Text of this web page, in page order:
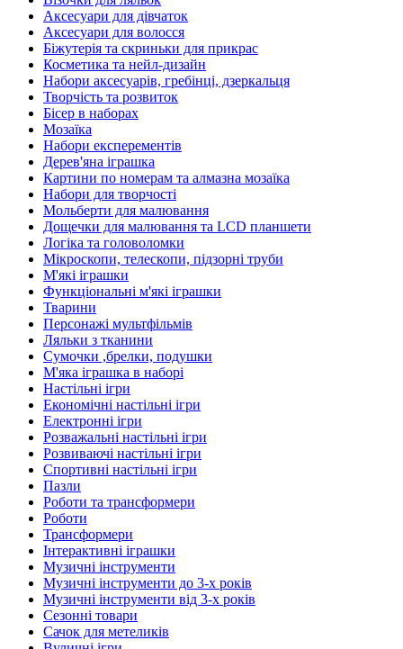
Аксесуари для дівчаток
Аксесуари для волосся
Біжутерія та скриньки для прикрас
Косметика та нейл-дизайн
Набори аксесуарів, гребінці, дзеркальця
Творчість та розвиток
Бісер в наборах
Мозаїка
Набори експерементів
Дерев'яна іграшка
Картини по номерам та алмазна мозаїка
Набори для творчості
Мольберти для малювання
Дощечки для малювання та LCD планшети
Логіка та головоломки
Мікроскопи, телескопи, підзорні труби
М'які іграшки
Функціональні м'які іграшки
Тварини
Персонажі мультфільмів
Ляльки з тканини
Сумочки ,брелки, подушки
М'яка іграшка в наборі
Настільні ігри
Економічні настільні ігри
Електронні ігри
Розважальні настільні ігри
Розвиваючі настільні ігри
Спортивні настільні ігри
Пазли
Роботи та трансформери
Роботи
Трансформери
Інтерактивні іграшки
Музичні інструменти
Музичні інструменти до 3-х років
Музичні інструменти від 3-х років
Сезонні товари
Сачок для метеликів